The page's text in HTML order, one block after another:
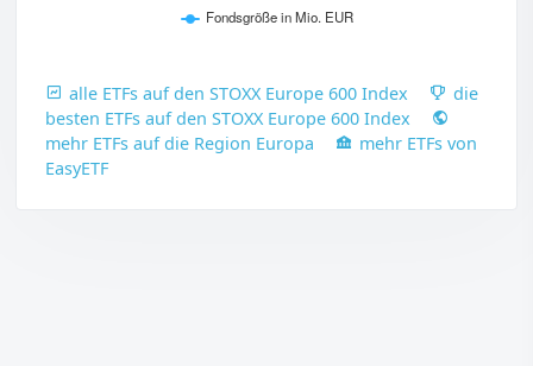
Fondsgröße in Mio. EUR
alle ETFs auf den STOXX Europe 600 Index
die
besten ETFs auf den STOXX Europe 600 Index
mehr ETFs auf die Region Europa
mehr ETFs von
EasyETF